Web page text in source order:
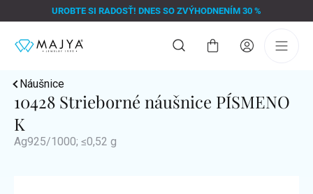
na
UROBTE SI RADOSŤ! DNES SO ZVÝHODNENÍM 30 %
Nákupný
Náušnice
10428 Strieborné náušnice PÍSMENO
K
Ag925/1000; ≤0,52 g